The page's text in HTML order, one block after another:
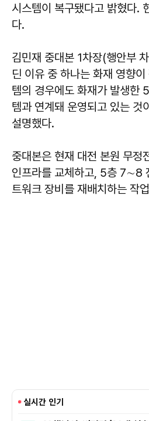
시스템이 복구됐다고 밝혔다.
다.
김민재 중대본 1차장(행안부
딘 이유 중 하나는 화재 영향
템의 경우에도 화재가 발생
템과 연계돼 운영되고 있는 것
설명했다.
중대본은 현재 대전 본원 무
인프라를 교체하고, 5층 7∼8
트워크 장비를 재배치하는 작